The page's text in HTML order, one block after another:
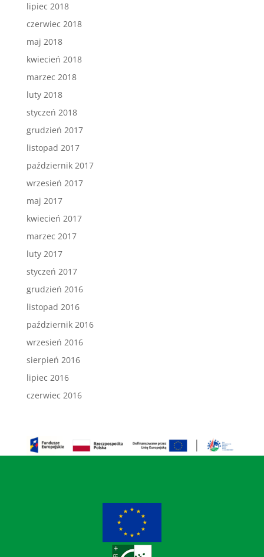
lipiec 2018
czerwiec 2018
maj 2018
kwiecień 2018
marzec 2018
luty 2018
styczeń 2018
grudzień 2017
listopad 2017
październik 2017
wrzesień 2017
maj 2017
kwiecień 2017
marzec 2017
luty 2017
styczeń 2017
grudzień 2016
listopad 2016
październik 2016
wrzesień 2016
sierpień 2016
lipiec 2016
czerwiec 2016